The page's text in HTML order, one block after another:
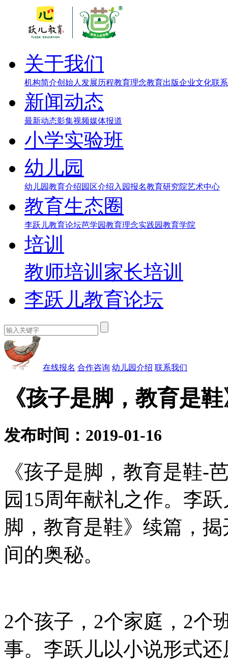
关于我们
机构简介创始人 发展历程教育理念教育出版企业文化联
新闻动态
最新动态影集视频媒体报道
小学实验班
幼儿园
幼儿园教育介绍园区介绍 入园报名教育研究院艺术中心
教育生态圈
李跃儿教育论坛芭学园教育理念实践园教育学院
培训
教师培训 家长培训
李跃儿教育论坛
在线报名 合作咨询 幼儿园介绍 联系我们
《孩子是脚，教育是
发布时间：2019-01-16
《孩子是脚，教育是鞋
园15周年献礼之作。李
脚，教育是鞋》续篇，
间的奥秘。
2个孩子，2个家庭，2个
事。李跃儿以小说形式